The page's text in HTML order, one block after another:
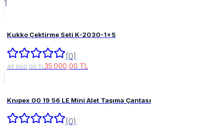
1
Kukko Çektirme Seti K-2030-1+S
(0)
45.000,00 TL 35.000,00 TL
Knıpex 00 19 56 LE Mini Alet Taşıma Çantası
(0)